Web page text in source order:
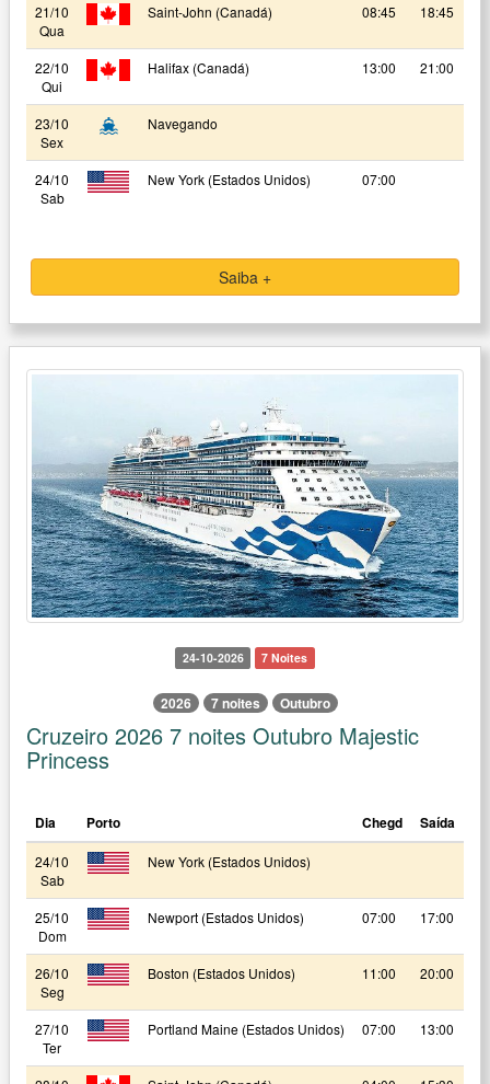
21/10
Qua
Saint-John (Canadá) 08:45 18:45
22/10
Qui
Halifax (Canadá) 13:00 21:00
23/10
Sex
Navegando
24/10
Sab
New York (Estados Unidos) 07:00
Saiba +
24-10-2026 7 Noites
2026 7 noites Outubro
Cruzeiro 2026 7 noites Outubro Majestic
Princess
Dia Porto Chegd Saída
24/10
Sab
New York (Estados Unidos)
25/10
Dom
Newport (Estados Unidos) 07:00 17:00
26/10
Seg
Boston (Estados Unidos) 11:00 20:00
27/10
Ter
Portland Maine (Estados Unidos) 07:00 13:00